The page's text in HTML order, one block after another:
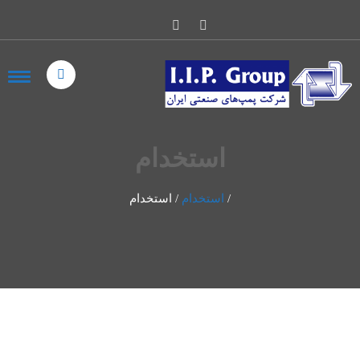
استخدام
/ استخدام / استخدام